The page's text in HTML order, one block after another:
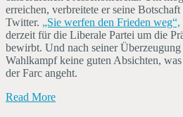
erreichen, verbreitete er seine Botschaft
Twitter. „Sie werfen den Frieden weg“,
derzeit für die Liberale Partei um die
bewirbt. Und nach seiner
Wahlkampf keine guten Absichten,
der Farc angeht.
Read More